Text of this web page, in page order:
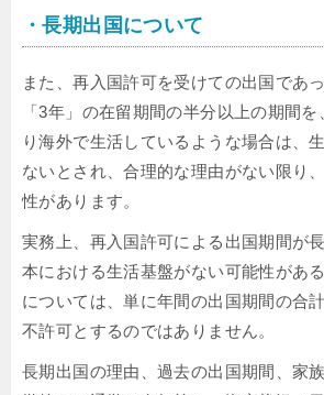
・長期出国について
また、再入国許可を受けての出国であ
「3年」の在留期間の半分以上の期間
り海外で生活しているような場合は、
ないとされ、合理的な理由がない限り
性があります。
実務上、再入国許可による出国期間が
本における生活基盤がない可能性があ
については、単に年間の出国期間の合
不許可とするのではありません。
長期出国の理由、過去の出国期間、家